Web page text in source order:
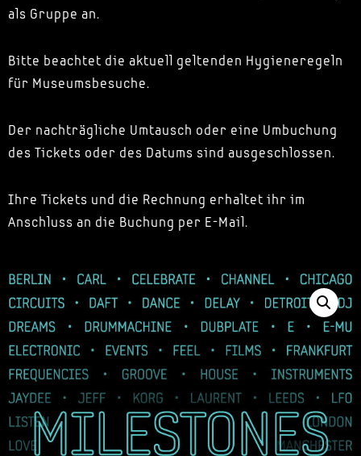
als Gruppe an.
Bitte beachtet die aktuell geltenden Hygieneregeln
für Museumsbesuche.
Der nachträgliche Umtausch oder eine Umbuchung
des Tickets oder des Datums sind ausgeschlossen.
Ihre Tickets und die Rechnung erhaltet ihr im
Anschluss an die Buchung per E-Mail.